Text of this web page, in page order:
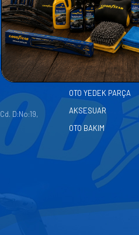
D:No:19,
Kategoriler
AKÜ
OTO KİMYASALLARI
OTO YEDEK PARÇA
AKSESUAR
OTO BAKIM